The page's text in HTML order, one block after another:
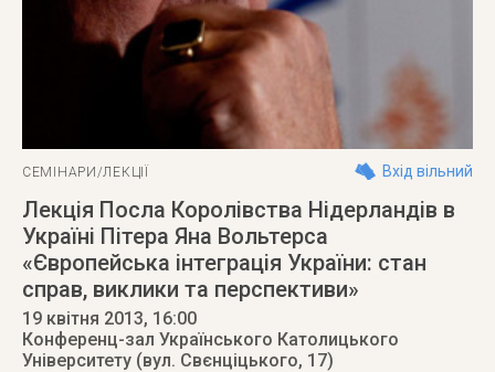
СЕМІНАРИ/ЛЕКЦІЇ Вхід вільний
Лекція Посла Королівства Нідерландів в
Україні Пітера Яна Вольтерса
«Європейська інтеграція України: стан
справ, виклики та перспективи»
19 квітня 2013, 16:00
Конференц-зал Українського Католицького
Університету (вул. Свєнціцького, 17)